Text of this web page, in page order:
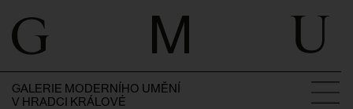
GALERIE MODERNÍHO UMĚNÍ
V HRADCI KRÁLOVÉ